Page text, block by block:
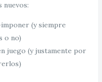
(y siempre
o no)
juego (y justamente por